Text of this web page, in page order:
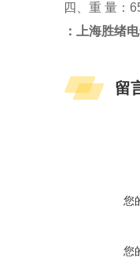
四、重 量：
：上海胜绪
留
您
您